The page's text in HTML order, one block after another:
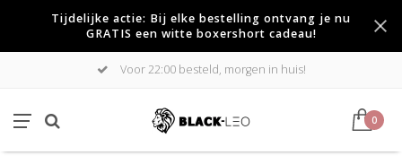
Tijdelijke actie: Bij elke bestelling ontvang je nu
GRATIS een witte boxershort cadeau!
Voor 22:00 besteld, morgen in huis!
0